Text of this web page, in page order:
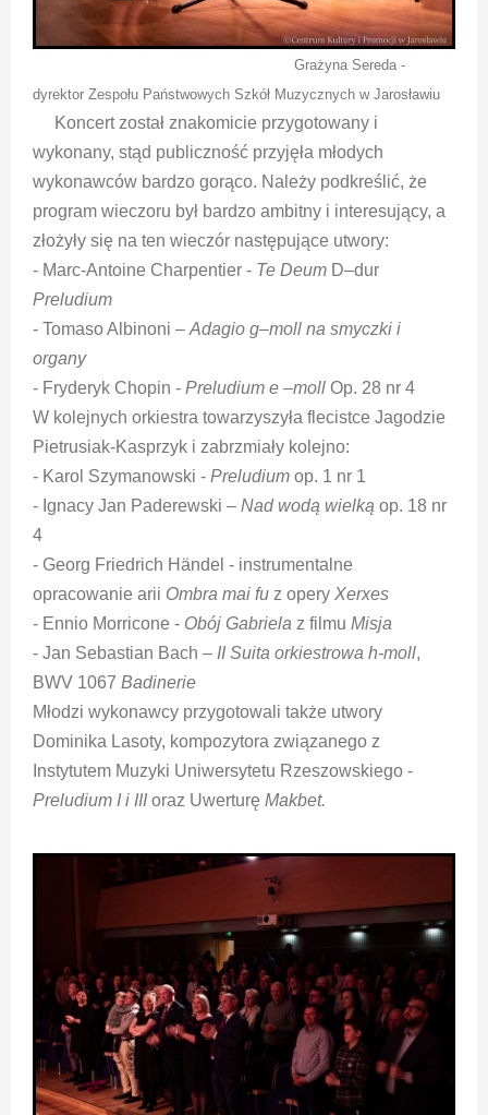
Grażyna Sereda -
dyrektor Zespołu Państwowych Szkół Muzycznych w Jarosławiu
Koncert został znakomicie przygotowany i
wykonany, stąd publiczność przyjęła młodych
wykonawców bardzo gorąco. Należy podkreślić, że
program wieczoru był bardzo ambitny i interesujący, a
złożyły się na ten wieczór następujące utwory:
- Marc-Antoine Charpentier - Te Deum D–dur
Preludium
- Tomaso Albinoni – Adagio g–moll na smyczki i
organy
- Fryderyk Chopin - Preludium e –moll Op. 28 nr 4
W kolejnych orkiestra towarzyszyła flecistce Jagodzie
Pietrusiak-Kasprzyk i zabrzmiały kolejno:
- Karol Szymanowski - Preludium op. 1 nr 1
- Ignacy Jan Paderewski – Nad wodą wielką op. 18 nr
4
- Georg Friedrich Händel - instrumentalne
opracowanie arii Ombra mai fu z opery Xerxes
- Ennio Morricone - Obój Gabriela z filmu Misja
- Jan Sebastian Bach – II Suita orkiestrowa h-moll,
BWV 1067 Badinerie
Młodzi wykonawcy przygotowali także utwory
Dominika Lasoty, kompozytora związanego z
Instytutem Muzyki Uniwersytetu Rzeszowskiego -
Preludium I i IIIoraz Uwerturę Makbet.